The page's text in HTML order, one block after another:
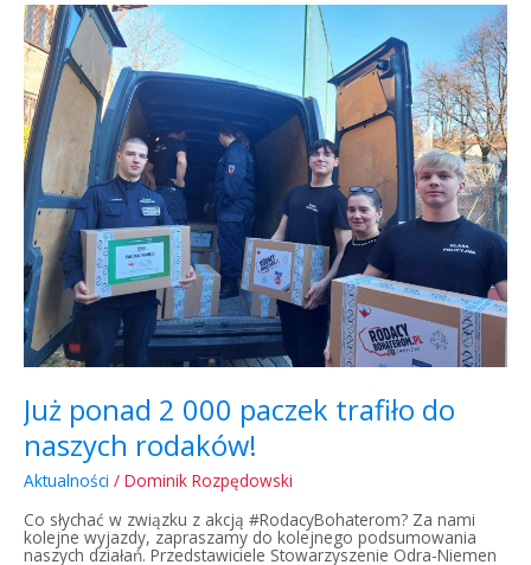
Już ponad 2 000 paczek trafiło do
naszych rodaków!
Aktualności / Dominik Rozpędowski
Co słychać w związku z akcją #RodacyBohaterom? Za nami
kolejne wyjazdy, zapraszamy do kolejnego podsumowania
naszych działań. Przedstawiciele Stowarzyszenie Odra-Niemen
Już
ponad
2
000
paczek
trafiło
do
naszych
rodaków!